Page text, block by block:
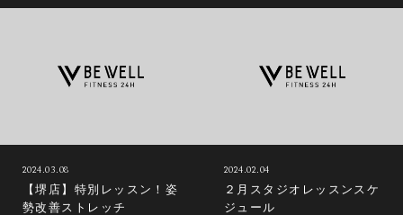
2024.03.08
【堺店】特別レッスン！姿
勢改善ストレッチ
2024.02.04
２月スタジオレッスンスケ
ジュール